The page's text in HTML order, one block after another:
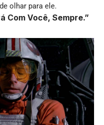
olhar para ele.
Com Você, Sempre.”